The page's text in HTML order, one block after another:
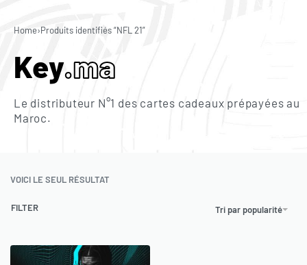
Home›Produits identifiés “NFL 21”
Key.ma
Le distributeur N°1 des cartes cadeaux prépayées au
Maroc.
VOICI LE SEUL RÉSULTAT
Tri par popularité
FILTER